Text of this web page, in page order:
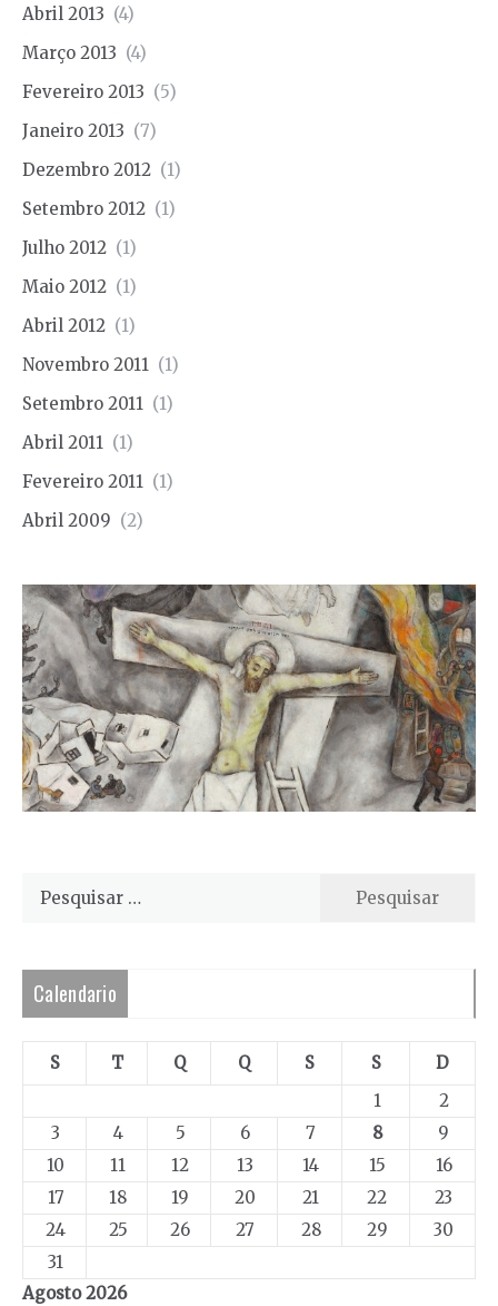
Abril 2013 (4)
Março 2013 (4)
Fevereiro 2013 (5)
Janeiro 2013 (7)
Dezembro 2012 (1)
Setembro 2012 (1)
Julho 2012 (1)
Maio 2012 (1)
Abril 2012 (1)
Novembro 2011 (1)
Setembro 2011 (1)
Abril 2011 (1)
Fevereiro 2011 (1)
Abril 2009 (2)
Pesquisar
Calendario
Agosto 2026
S T Q Q S S
D
1
2
3
4 5 6 7 8
9
10
11 12 13 14 15
16
17
18 19 20 21 22
23
24
25 26 27 28 29
30
31